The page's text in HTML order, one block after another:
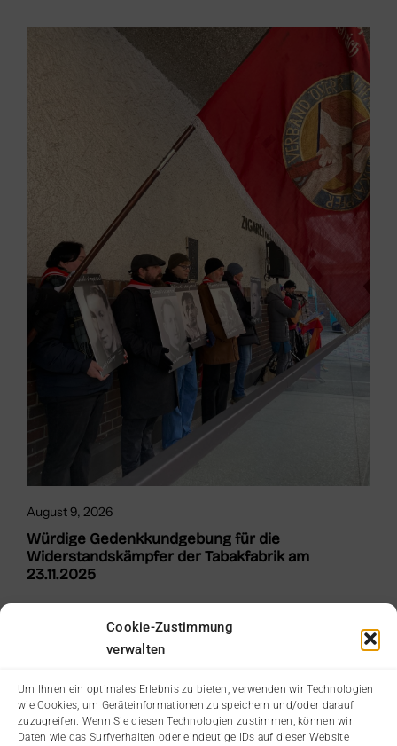
Cookie-Zustimmung
verwalten
Um Ihnen ein optimales Erlebnis zu bieten, verwenden wir Technologien
wie Cookies, um Geräteinformationen zu speichern und/oder darauf
zuzugreifen. Wenn Sie diesen Technologien zustimmen, können wir
Daten wie das Surfverhalten oder eindeutige IDs auf dieser Website
August 9, 2026
Würdige Gedenkkundgebung für die
Widerstandskämpfer der Tabakfabrik am
23.11.2025